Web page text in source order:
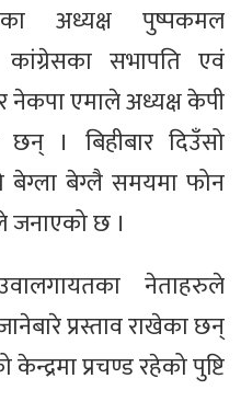
अध्यक्ष पुष्पकमल
कांग्रेसका सभापति एवं
र नेकपा एमाले अध्यक्ष केपी
। बिहीबार दिउँसो
बेग्ला बेग्लै समयमा फोन
जनाएको छ ।
नेताहरुले
प्रस्ताव राखेका छन्
प्रचण्ड रहेको पुष्टि